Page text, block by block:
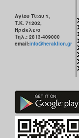
Αγίου Τίτου 1,
Τ.Κ. 71202,
Ηράκλειο
Τηλ.: 2813-409000
email:info@heraklion.gr